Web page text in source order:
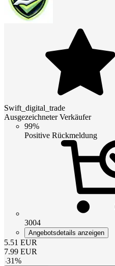
Swift_digital_trade
Ausgezeichneter Verkäufer
99%
Positive Rückmeldung
3004
Angebotsdetails anzeigen
5.51 EUR
7.99 EUR
-31%